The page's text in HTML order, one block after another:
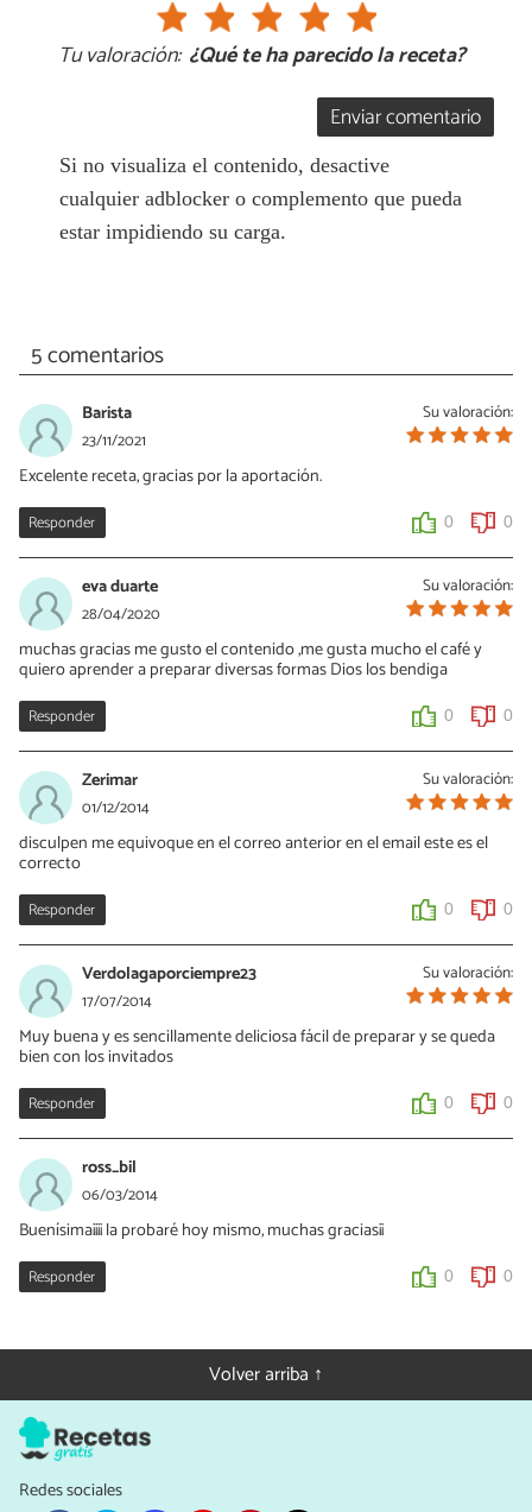
Tu valoración: ¿Qué te ha parecido la receta?
Enviar comentario
Si no visualiza el contenido, desactive
cualquier adblocker o complemento que pueda
estar impidiendo su carga.
5 comentarios
Su valoración:
Barista
23/11/2021
Excelente receta, gracias por la aportación.
Responder 0 0
Su valoración:
eva duarte
28/04/2020
muchas gracias me gusto el contenido ,me gusta mucho el café y
quiero aprender a preparar diversas formas Dios los bendiga
Responder 0 0
Su valoración:
Zerimar
01/12/2014
disculpen me equivoque en el correo anterior en el email este es el
correcto
Responder 0 0
Su valoración:
Verdolagaporciempre23
17/07/2014
Muy buena y es sencillamente deliciosa fácil de preparar y se queda
bien con los invitados
Responder 0 0
ross_bil
06/03/2014
Buenísima¡¡¡¡ la probaré hoy mismo, muchas gracias¡¡
Responder 0 0
Volver arriba ↑
Redes sociales